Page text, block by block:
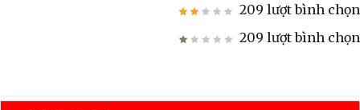
209 lượt bình chọn
209 lượt bình chọn